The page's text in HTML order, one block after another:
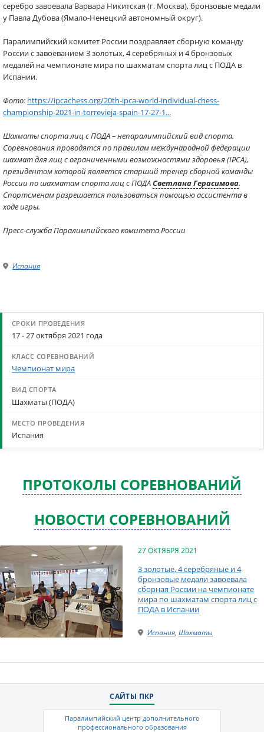
серебро завоевала Варвара Никитская (г. Москва), бронзовые медали
у Павла Дубова (Ямало-Ненецкий автономный округ).
Паралимпийский комитет России поздравляет сборную команду
России с завоеванием 3 золотых, 4 серебряных и 4 бронзовых
медалей на чемпионате мира по шахматам спорта лиц с ПОДА в
Испании.
Фото: https://ipcachess.org/20th-ipca-world-individual-chess-
championship-2021-in-torrevieja-spain-17-27-1...
Шахматы спорта лиц с ПОДА – непаралимпийский вид спорта.
Соревнования проводятся по правилам международной федерации
шахмат для лиц с ограниченными возможностями здоровья (IPCA),
президентом которой является старший тренер сборной команды
России по шахматам спорта лиц с ПОДАСветлана Герасимова.
Спортсменам разрешается пользоваться помощью ассистента в
ходе игры.
Пресс-служба Паралимпийского комитета России
Испания
17 - 27 октября 2021 года
Чемпионат мира
Шахматы (ПОДА)
Испания
ПРОТОКОЛЫ СОРЕВНОВАНИЙ
НОВОСТИ СОРЕВНОВАНИЙ
27 ОКТЯБРЯ 2021
3 золотые, 4 серебряные и 4
бронзовые медали завоевала
сборная России на чемпионате
мира по шахматам спорта лиц с
ПОДА в Испании
Испания, Шахматы
САЙТЫ ПКР
Паралимпийский центр дополнительного
профессионального образования